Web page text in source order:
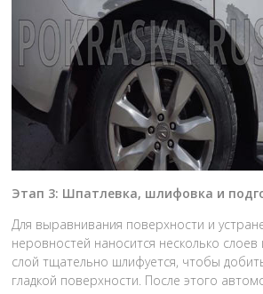
Этап 3: Шпатлевка, шлифовка и
Для выравнивания поверхности и
неровностей наносится несколько
слой тщательно шлифуется, чтобы
гладкой поверхности. После этого